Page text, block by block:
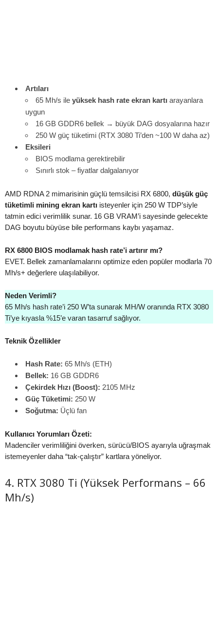
Artıları
65 Mh/s ile yüksek hash rate ekran kartı arayanlara
uygun
16 GB GDDR6 bellek → büyük DAG dosyalarına hazır
250 W güç tüketimi (RTX 3080 Ti’den ~100 W daha az)
Eksileri
BIOS modlama gerektirebilir
Sınırlı stok – fiyatlar dalgalanıyor
AMD RDNA 2 mimarisinin güçlü temsilcisi RX 6800, düşük güç
tüketimli mining ekran kartı isteyenler için 250 W TDP’siyle
tatmin edici verimlilik sunar. 16 GB VRAM’i sayesinde gelecekte
DAG boyutu büyüse bile performans kaybı yaşamaz.
RX 6800 BIOS modlamak hash rate’i artırır mı?
EVET. Bellek zamanlamalarını optimize eden popüler modlarla 70
Mh/s+ değerlere ulaşılabiliyor.
Neden Verimli?
65 Mh/s hash rate’i 250 W’ta sunarak MH/W oranında RTX 3080
Ti’ye kıyasla %15’e varan tasarruf sağlıyor.
Teknik Özellikler
Hash Rate: 65 Mh/s (ETH)
Bellek: 16 GB GDDR6
Çekirdek Hızı (Boost): 2105 MHz
Güç Tüketimi: 250 W
Soğutma: Üçlü fan
Kullanıcı Yorumları Özeti:
Madenciler verimliliğini överken, sürücü/BIOS ayarıyla uğraşmak
istemeyenler daha “tak-çalıştır” kartlara yöneliyor.
4. RTX 3080 Ti (Yüksek Performans – 66
Mh/s)